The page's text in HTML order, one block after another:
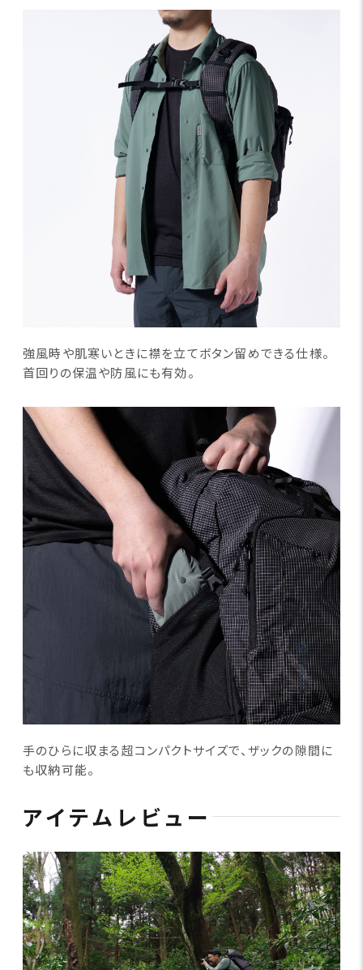
強風時や肌寒いときに襟を立てボタン留めできる仕様。
首回りの保温や防風にも有効。
手のひらに収まる超コンパクトサイズで、ザックの隙間に
も収納可能。
アイテムレビュー